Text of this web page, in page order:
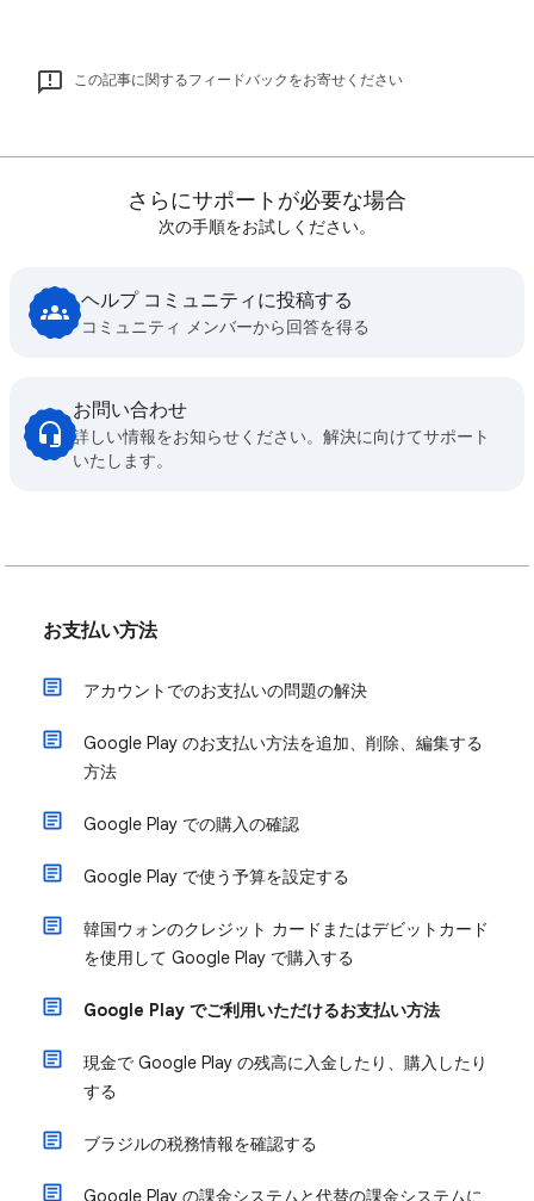
この記事に関するフィードバックをお寄せください
さらにサポートが必要な場合
次の手順をお試しください。
ヘルプ コミュニティに投稿する
コミュニティ メンバーから回答を得る
お問い合わせ
詳しい情報をお知らせください。解決に向けてサポート
いたします。
お支払い方法
アカウントでのお支払いの問題の解決
Google Play のお支払い方法を追加、削除、編集する
方法
Google Play での購入の確認
Google Play で使う予算を設定する
韓国ウォンのクレジット カードまたはデビットカード
を使用して Google Play で購入する
Google Play でご利用いただけるお支払い方法
現金で Google Play の残高に入金したり、購入したり
する
ブラジルの税務情報を確認する
Google Play の課金システムと代替の課金システムに